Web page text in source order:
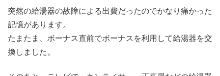
突然の給湯器の故障による出費だったのでかなり痛かった
記憶があります。
たまたま、ボーナス直前でボーナスを利用して給湯器を交
換しました。